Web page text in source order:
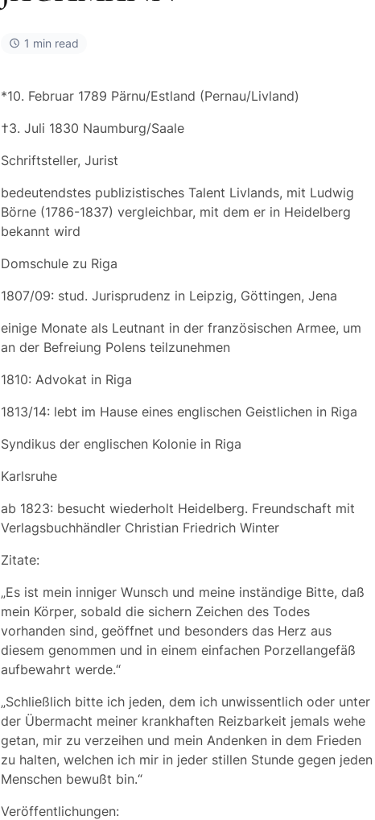
1 min read
*10. Februar 1789 Pärnu/Estland (Pernau/Livland)
†3. Juli 1830 Naumburg/Saale
Schriftsteller, Jurist
bedeutendstes publizistisches Talent Livlands, mit Ludwig
Börne (1786-1837) vergleichbar, mit dem er in Heidelberg
bekannt wird
Domschule zu Riga
1807/09: stud. Jurisprudenz in Leipzig, Göttingen, Jena
einige Monate als Leutnant in der französischen Armee, um
an der Befreiung Polens teilzunehmen
1810: Advokat in Riga
1813/14: lebt im Hause eines englischen Geistlichen in Riga
Syndikus der englischen Kolonie in Riga
Karlsruhe
ab 1823: besucht wiederholt Heidelberg. Freundschaft mit
Verlagsbuchhändler Christian Friedrich Winter
Zitate:
„Es ist mein inniger Wunsch und meine inständige Bitte, daß
mein Körper, sobald die sichern Zeichen des Todes
vorhanden sind, geöffnet und besonders das Herz aus
diesem genommen und in einem einfachen Porzellangefäß
aufbewahrt werde.“
„Schließlich bitte ich jeden, dem ich unwissentlich oder unter
der Übermacht meiner krankhaften Reizbarkeit jemals wehe
getan, mir zu verzeihen und mein Andenken in dem Frieden
zu halten, welchen ich mir in jeder stillen Stunde gegen jeden
Menschen bewußt bin.“
Veröffentlichungen: